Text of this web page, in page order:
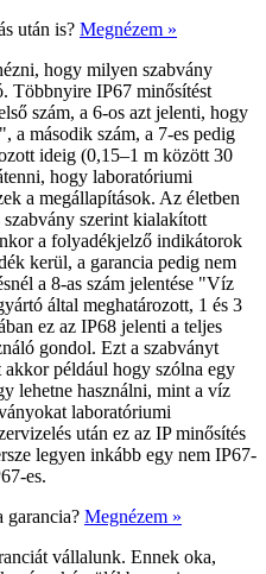
után is? Megnézem »
hogy milyen szabvány
Többnyire IP67 minősítést
szám, a 6-os azt jelenti, hogy
a második szám, a 7-es pedig
ideig (0,15–1 m között 30
hogy laboratóriumi
a megállapítások. Az életben
szerint kialakított
a folyadékjelző indikátorok
kerül, a garancia pedig nem
a 8-as szám jelentése "Víz
által meghatározott, 1 és 3
ez az IP68 jelenti a teljes
gondol. Ezt a szabványt
akkor például hogy szólna egy
lehetne használni, mint a víz
laboratóriumi
után ez az IP minősítés
legyen inkább egy nem IP67-
es.
garancia? Megnézem »
vállalunk. Ennek oka,